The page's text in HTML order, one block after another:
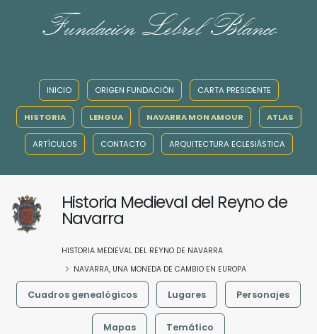
Fundación Lebrel Blanco
INICIO ORIGEN FUNDACIÓN CARTA PRESIDENTE
HISTORIA LENGUA NAVARRA MON AMOUR ATLAS
ARTÍCULOS CONTACTO ARQUITECTURA ECLESIÁSTICA
Historia Medieval del Reyno de
Navarra
HISTORIA MEDIEVAL DEL REYNO DE NAVARRA
NAVARRA, UNA MONEDA DE CAMBIO EN EUROPA
Cuadros genealógicos Lugares Personajes
Mapas Temático